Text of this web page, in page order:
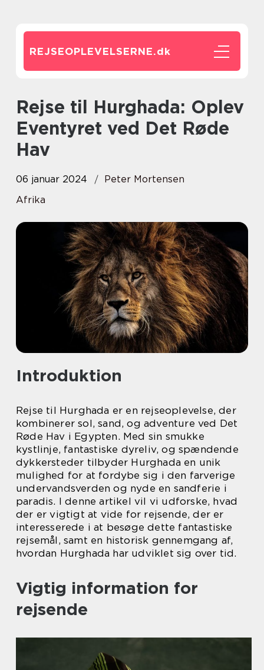
REJSEOPLEVELSERNE.dk
Rejse til Hurghada: Oplev
Eventyret ved Det Røde
Hav
06 januar 2024
Peter Mortensen
Afrika
Introduktion
Rejse til Hurghada er en rejseoplevelse, der
kombinerer sol, sand, og adventure ved Det
Røde Hav i Egypten. Med sin smukke
kystlinje, fantastiske dyreliv, og spændende
dykkersteder tilbyder Hurghada en unik
mulighed for at fordybe sig i den farverige
undervandsverden og nyde en sandferie i
paradis. I denne artikel vil vi udforske, hvad
der er vigtigt at vide for rejsende, der er
interesserede i at besøge dette fantastiske
rejsemål, samt en historisk gennemgang af,
hvordan Hurghada har udviklet sig over tid.
Vigtig information for
rejsende